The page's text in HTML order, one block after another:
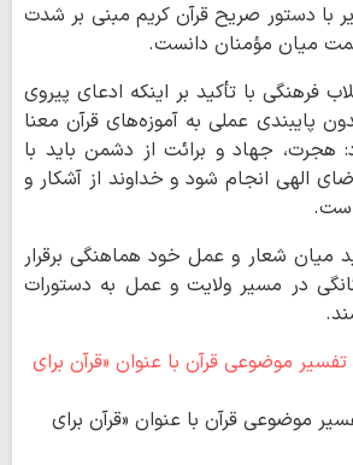
با دستور صریح قرآن کریم مبنی بر شدت
میان مؤمنان دانست.
فرهنگی با تأکید بر اینکه ادعای پیروی
پایبندی عملی به آموزه‌های قرآن معنا
هجرت، جهاد و برائت از دشمن باید با
الهی انجام شود و خداوند از آشکار و
میان شعار و عمل خود هماهنگی برقرار
در مسیر ولایت و عمل به دستورات
موضوعی قرآن با عنوان «قرآن برای